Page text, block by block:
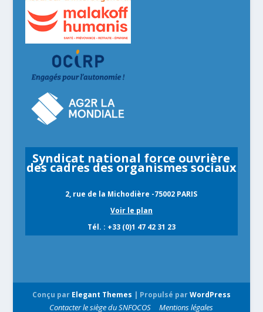
Syndicat national force ouvrière
des cadres des organismes sociaux
2, rue de la Michodière -75002 PARIS
Voir le plan
Tél. : +33 (0)1 47 42 31 23
Conçu par Elegant Themes | Propulsé parWordPress
Contacter le siège du SNFOCOS Mentions légales